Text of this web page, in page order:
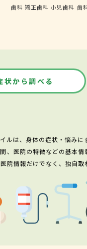
歯科 矯正歯科 小児歯科 歯
状から調べる
ルは、身体の症状・悩み
、医院の特徴などの基本
医院情報だけでなく、独自取